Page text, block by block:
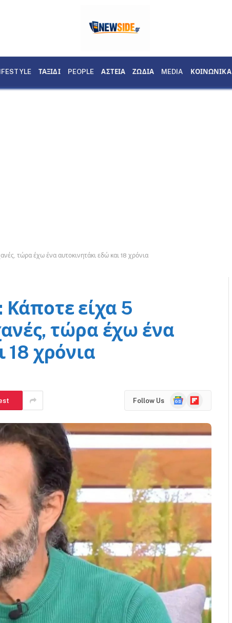
ΤΑΞΙΔΙ PEOPLE ΑΣΤΕΙΑ ΖΩΔΙΑ MEDIA ΚΟΙΝΩΝΙΚΑ
τώρα έχω ένα αυτοκινητάκι εδώ και 18 χρόνια
είχα 5
τώρα έχω ένα
18 χρόνια
Follow Us
GoogleFlipboard